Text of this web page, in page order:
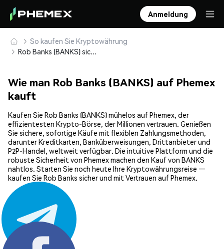
Anmeldung
So kaufen Sie Kryptowährung
Rob Banks (BANKS) sicher kaufen und speichern
Wie man Rob Banks (BANKS) auf Phemex
kauft
Kaufen Sie Rob Banks (BANKS) mühelos auf Phemex, der
effizientesten Krypto-Börse, der Millionen vertrauen. Genießen
Sie sichere, sofortige Käufe mit flexiblen Zahlungsmethoden,
darunter Kreditkarten, Banküberweisungen, Drittanbieter und
P2P-Handel, weltweit verfügbar. Die intuitive Plattform und die
robuste Sicherheit von Phemex machen den Kauf von BANKS
nahtlos. Starten Sie noch heute Ihre Kryptowährungsreise —
kaufen Sie Rob Banks sicher und mit Vertrauen auf Phemex.
Teilen: